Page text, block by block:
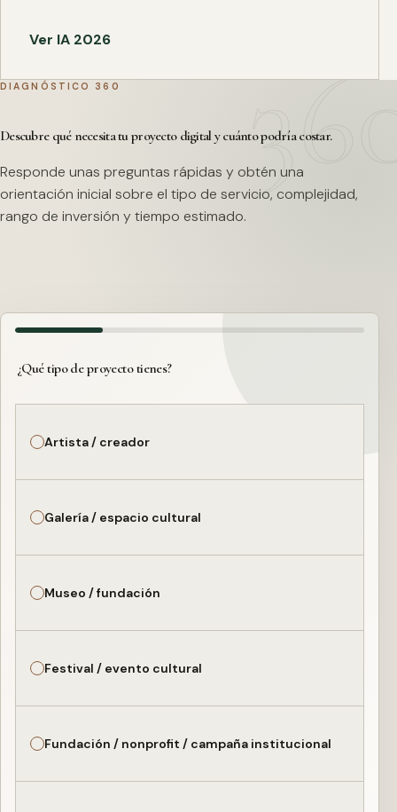
Ver IA 2026
DIAGNÓSTICO 360
Descubre qué necesita tu proyecto digital y cuánto podría costar.
Responde unas preguntas rápidas y obtén una
orientación inicial sobre el tipo de servicio, complejidad,
rango de inversión y tiempo estimado.
¿Qué tipo de proyecto tienes?
Artista / creador
Galería / espacio cultural
Museo / fundación
Festival / evento cultural
Fundación / nonprofit / campaña institucional